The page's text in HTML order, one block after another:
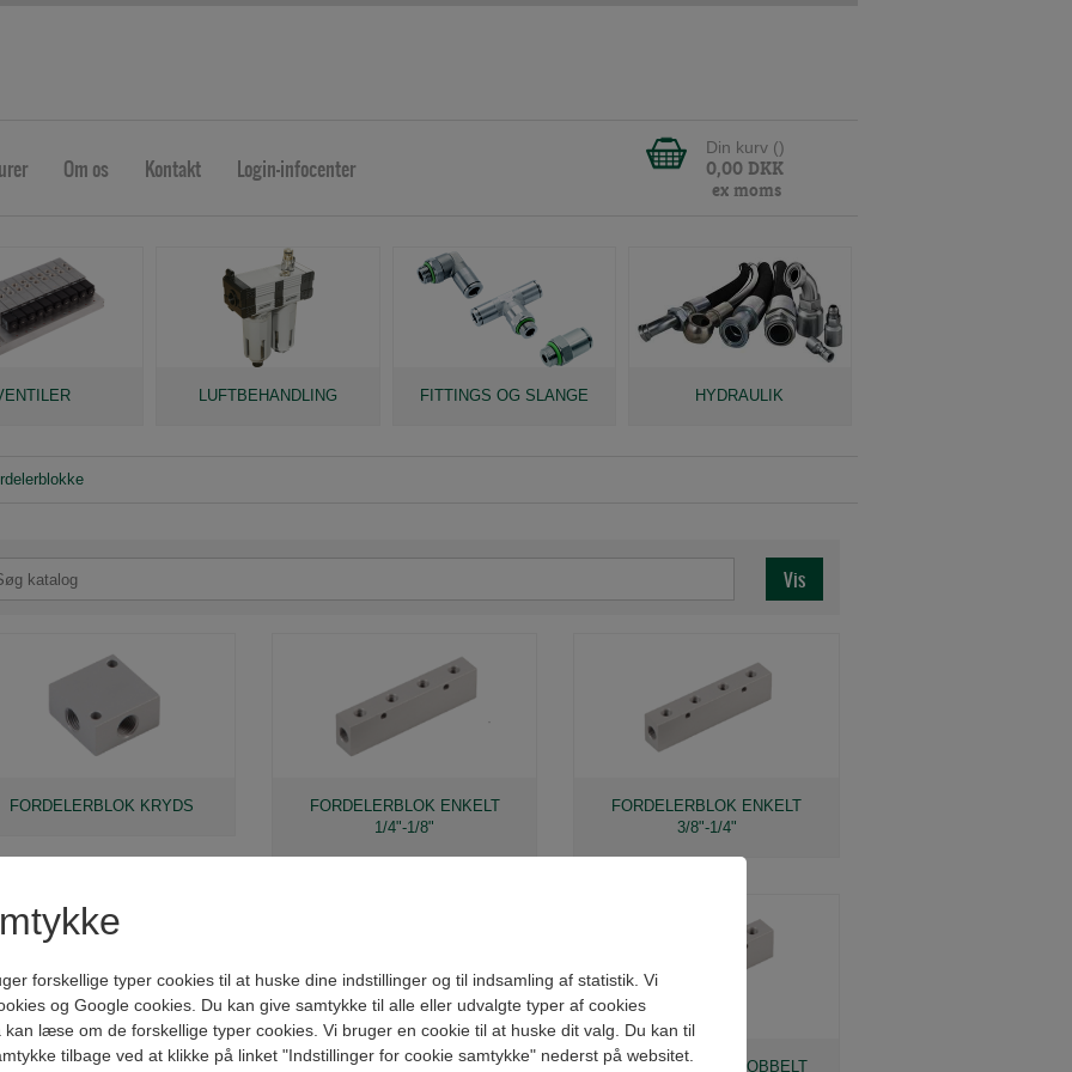
Om os Kontakt Login-infocenter
Din kurv ()
0,00 DKK
ex moms
LUFTBEHANDLING FITTINGS OG SLANGE HYDRAULIK
FORDELERBLOK KRYDS
FORDELERBLOK ENKELT
1/4"-1/8"
FORDELERBLOK ENKELT
3/8"-1/4"
FORDELERBLOK ENKELT
FORDELERBLOK ENKELT
FORDELERBLOK DOBBELT
forskellige typer cookies til at huske dine indstillinger og til indsamling af statistik. Vi
og Google cookies. Du kan give samtykke til alle eller udvalgte typer af cookies
kan læse om de forskellige typer cookies. Vi bruger en cookie til at huske dit valg. Du kan til
tilbage ved at klikke på linket "Indstillinger for cookie samtykke" nederst på websitet.